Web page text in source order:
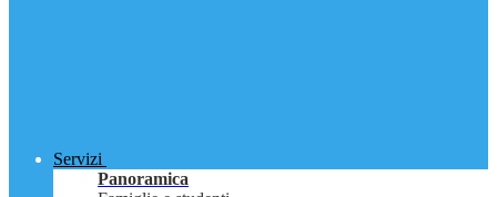
Servizi
Panoramica